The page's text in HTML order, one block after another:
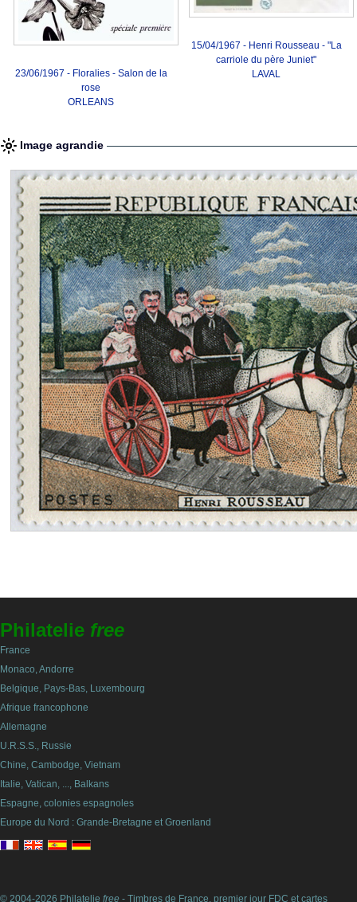
23/06/1967 - Floralies - Salon de la
rose
ORLEANS
15/04/1967 - Henri Rousseau - "La
carriole du père Juniet"
LAVAL
Image agrandie
Philatelie free
France
Monaco, Andorre
Belgique, Pays-Bas, Luxembourg
Afrique francophone
Allemagne
U.R.S.S., Russie
Chine, Cambodge, Vietnam
Italie, Vatican, ..., Balkans
Espagne, colonies espagnoles
Europe du Nord : Grande-Bretagne et Groenland
© 2004-2026 Philatelie free - Timbres de France, premier jour FDC et cartes